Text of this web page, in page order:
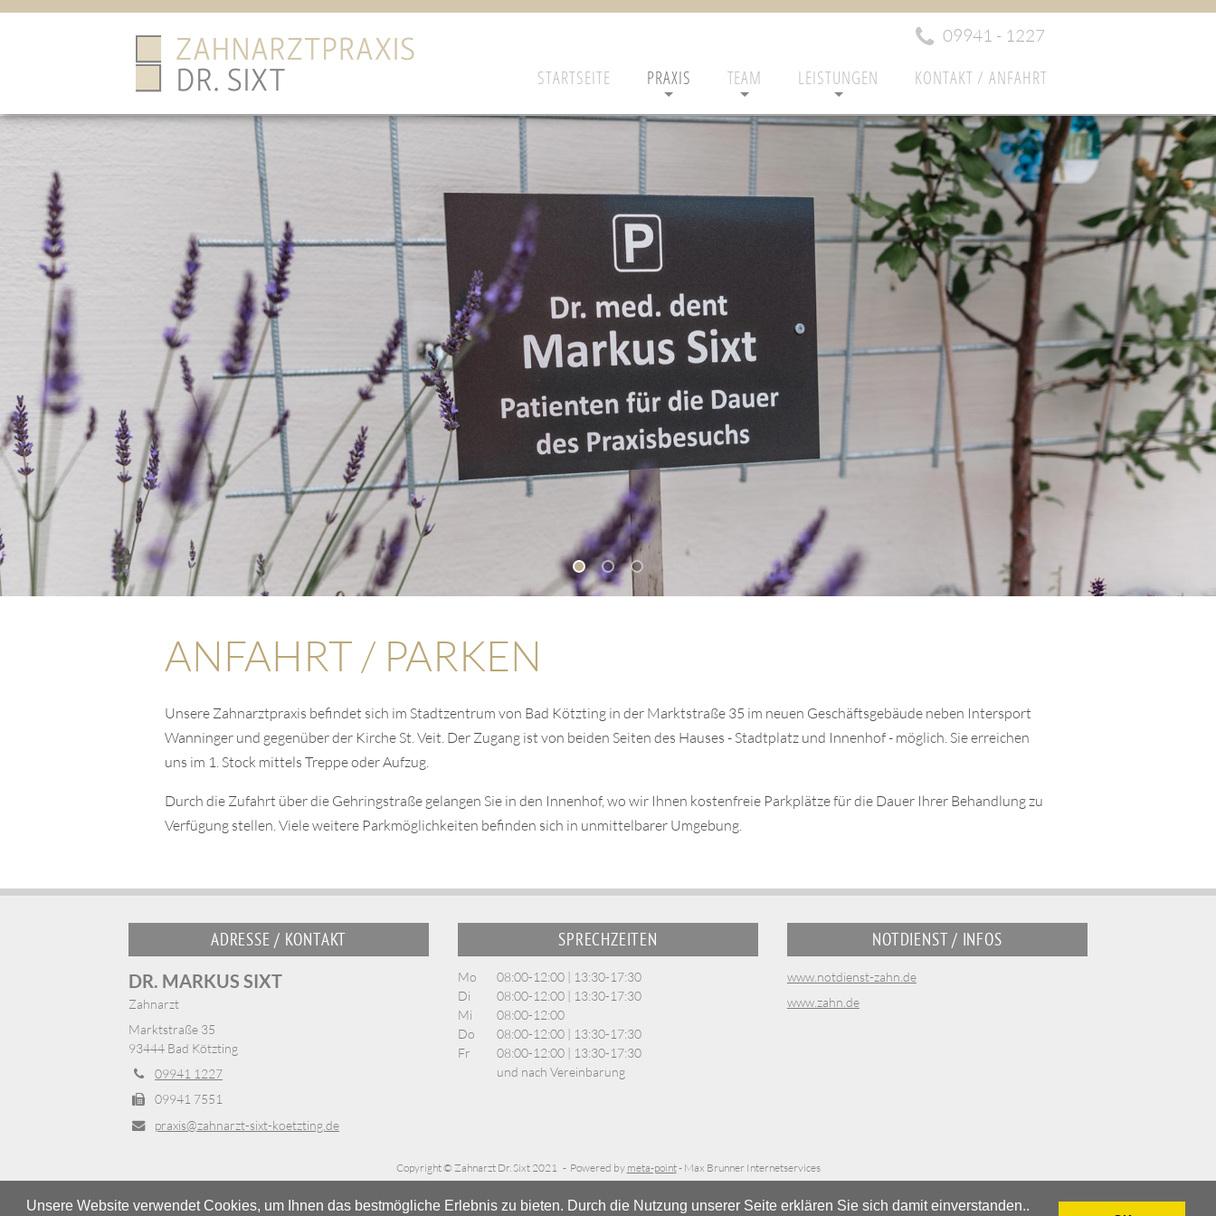
Unsere Website verwendet Cookies, um Ihnen das bestmögliche Erlebnis zu bieten. Durch die Nutzung unserer Seite erklären Sie sich damit einverstanden..
09941 - 1227
STARTSEITE PRAXIS TEAM LEISTUNGEN KONTAKT / ANFAHRT
ANFAHRT / PARKEN
Unsere Zahnarztpraxis befindet sich im Stadtzentrum von Bad Kötzting in der Marktstraße 35 im neuen Geschäftsgebäude neben Intersport
Wanninger und gegenüber der Kirche St. Veit. Der Zugang ist von beiden Seiten des Hauses - Stadtplatz und Innenhof - möglich. Sie erreichen
uns im 1. Stock mittels Treppe oder Aufzug.
Durch die Zufahrt über die Gehringstraße gelangen Sie in den Innenhof, wo wir Ihnen kostenfreie Parkplätze für die Dauer Ihrer Behandlung zu
Verfügung stellen. Viele weitere Parkmöglichkeiten befinden sich in unmittelbarer Umgebung.
ADRESSE / KONTAKT
DR. MARKUS SIXT
Zahnarzt
Marktstraße 35
93444 Bad Kötzting
09941 1227
09941 7551
praxis@zahnarzt-sixt-koetzting.de
SPRECHZEITEN
Mo
08:00-12:00 | 13:30-17:30
Di
08:00-12:00 | 13:30-17:30
Mi
08:00-12:00
Do
08:00-12:00 | 13:30-17:30
Fr
08:00-12:00 | 13:30-17:30
und nach Vereinbarung
NOTDIENST / INFOS
www.notdienst-zahn.de
www.zahn.de
Copyright © Zahnarzt Dr. Sixt 2021 - Powered by meta-point- Max Brunner Internetservices